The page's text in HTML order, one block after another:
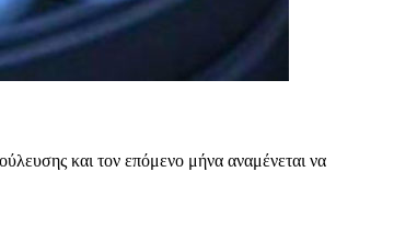
και τον επόμενο μήνα αναμένεται να